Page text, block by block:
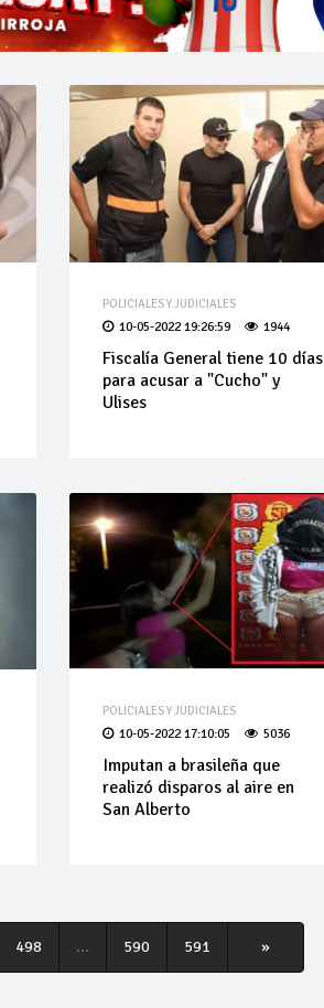
POLICIALES Y JUDICIALES
10-05-2022 19:26:59 1944
Fiscalía General tiene 10 días
para acusar a "Cucho" y
Ulises
POLICIALES Y JUDICIALES
10-05-2022 17:10:05 5036
Imputan a brasileña que
realizó disparos al aire en
San Alberto
498 ... 590 591 »